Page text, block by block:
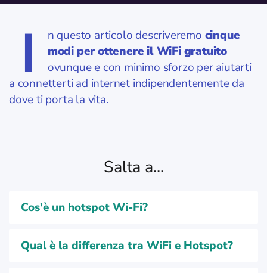
I n questo articolo descriveremo cinque
modi per ottenere il WiFi gratuito
ovunque e con minimo sforzo per aiutarti
a connetterti ad internet indipendentemente da
dove ti porta la vita.
Salta a...
Cos'è un hotspot Wi-Fi?
Qual è la differenza tra WiFi e Hotspot?